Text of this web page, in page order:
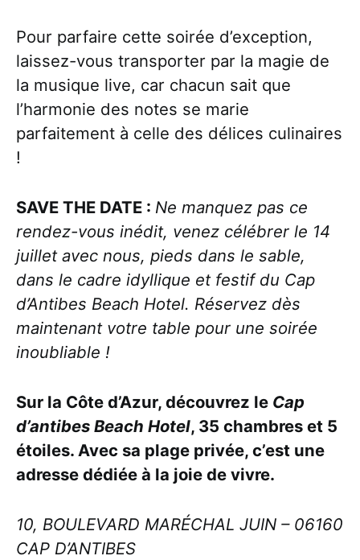
Pour parfaire cette soirée d’exception,
laissez-vous transporter par la magie de
la musique live, car chacun sait que
l’harmonie des notes se marie
parfaitement à celle des délices culinaires
!
SAVE THE DATE : Ne manquez pas ce
rendez-vous inédit, venez célébrer le 14
juillet avec nous, pieds dans le sable,
dans le cadre idyllique et festif du Cap
d’Antibes Beach Hotel. Réservez dès
maintenant votre table pour une soirée
inoubliable !
Sur la Côte d’Azur, découvrez le Cap
d’antibes Beach Hotel, 35 chambres et 5
étoiles. Avec sa plage privée, c’est une
adresse dédiée à la joie de vivre.
10, BOULEVARD MARÉCHAL JUIN – 06160
CAP D’ANTIBES